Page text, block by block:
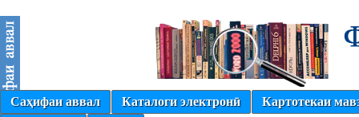
Саҳифаи аввал Каталоги электронӣ
Картотекаи